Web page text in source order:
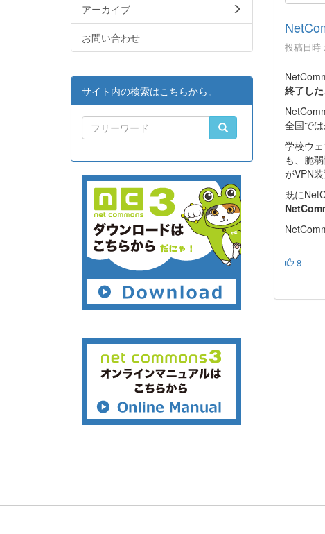
投稿日時
終了し
全国で
学校ウ
も、脆
がVPN
既に
8
アーカイブ
お問い合わせ
サイト内の検索はこちらから。